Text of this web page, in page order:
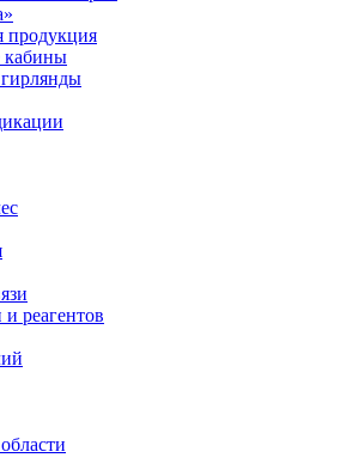
продукция
кабины
реагентов